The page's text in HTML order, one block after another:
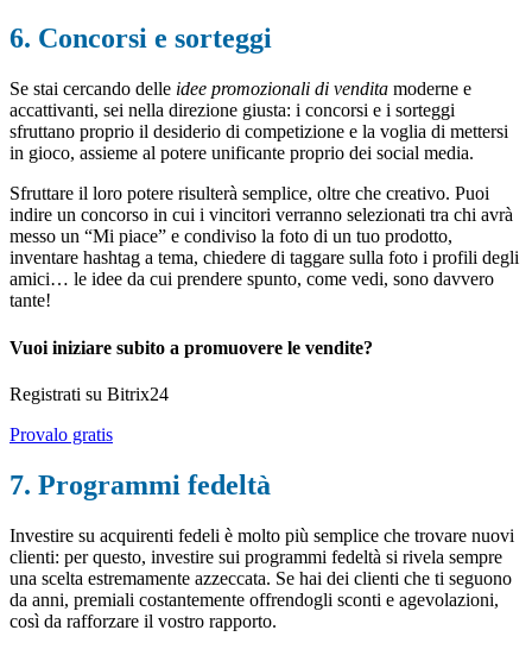
6. Concorsi e sorteggi
Se stai cercando delle idee promozionali di vendita moderne e
accattivanti, sei nella direzione giusta: i concorsi e i sorteggi
sfruttano proprio il desiderio di competizione e la voglia di mettersi
in gioco, assieme al potere unificante proprio dei social media.
Sfruttare il loro potere risulterà semplice, oltre che creativo. Puoi
indire un concorso in cui i vincitori verranno selezionati tra chi avrà
messo un “Mi piace” e condiviso la foto di un tuo prodotto,
inventare hashtag a tema, chiedere di taggare sulla foto i profili degli
amici… le idee da cui prendere spunto, come vedi, sono davvero
tante!
Vuoi iniziare subito a promuovere le vendite?
Registrati su Bitrix24
Provalo gratis
7. Programmi fedeltà
Investire su acquirenti fedeli è molto più semplice che trovare nuovi
clienti: per questo, investire sui programmi fedeltà si rivela sempre
una scelta estremamente azzeccata. Se hai dei clienti che ti seguono
da anni, premiali costantemente offrendogli sconti e agevolazioni,
così da rafforzare il vostro rapporto.